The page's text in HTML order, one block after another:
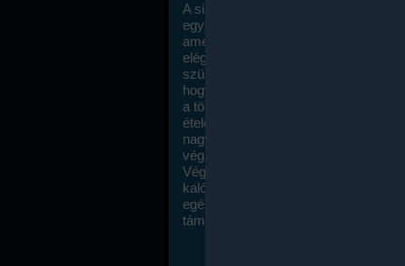
A sikeres fogyás titka valójában igen
egyszerű: égess több energiát, mint
amennyit beviszel. Természetesen
elég nagy fegyelemre és akaraterőre
szükség, de meglepődve fogod
hogy a kalóriaszámolás mennyire
a többi diétához képest. Itt nincsenek
ételek és a megengedett kalóriabevitelt
nagymértékben növelheted ha
végzel.
Végül, de nem utolsó sorban, a
kalóriaszámolás módszerét a legtöbb
egészségügyi szakorvos ajánlja és
támogatja.